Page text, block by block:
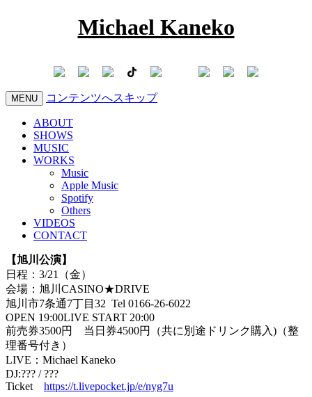
Michael Kaneko
MENU コンテンツへスキップ
ABOUT
SHOWS
MUSIC
WORKS
Music
Apple Music
Spotify
Others
VIDEOS
CONTACT
【旭川公演】
日程：3/21（金）
会場：旭川CASINO★DRIVE
旭川市7条通7丁目32 Tel 0166-26-6022
OPEN 19:00LIVE START 20:00
前売券3500円 当日券4500円（共に別途ドリンク購入)（整
理番号付き）
LIVE：Michael Kaneko
DJ:??? / ???
Ticket https://t.livepocket.jp/e/nyg7u